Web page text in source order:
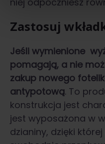
Zastosuj
Jeśli wymienione
pomagają, a nie
zakup nowego
antypotową. To
konstrukcja jest
jest wyposażona w
dzianiny, dzięki